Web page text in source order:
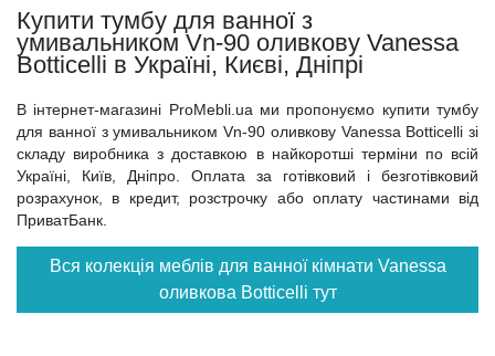
Купити тумбу для ванної з
умивальником Vn-90 оливкову Vanessa
Botticelli в Україні, Києві, Дніпрі
В інтернет-магазині ProMebli.ua ми пропонуємо купити тумбу
для ванної з умивальником Vn-90 оливкову Vanessa Botticelli зі
складу виробника з доставкою в найкоротші терміни по всій
Україні, Київ, Дніпро. Оплата за готівковий і безготівковий
розрахунок, в кредит, розстрочку або оплату частинами від
ПриватБанк.
Вся колекція меблів для ванної кімнати Vanessa
оливкова Botticelli тут